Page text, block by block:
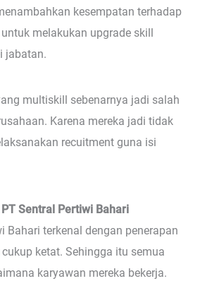
kesempatan terhadap
melakukan upgrade skill
jabatan.
multiskill sebenarnya jadi salah
Karena mereka jadi tidak
recuitment guna isi
Sentral Pertiwi Bahari
Bahari terkenal dengan penerapan
ketat. Sehingga itu semua
karyawan mereka bekerja.